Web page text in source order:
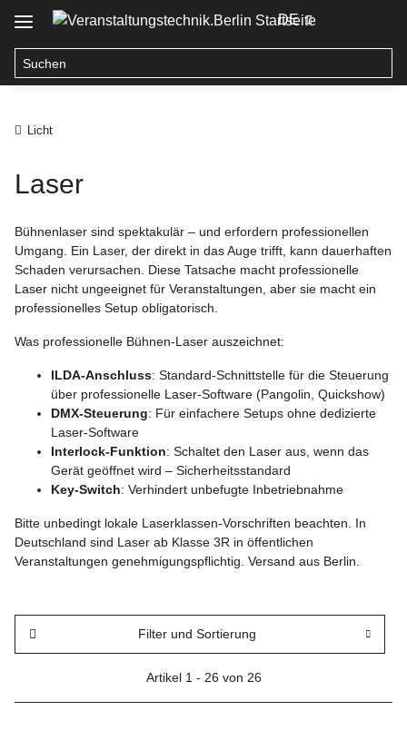
DE
Licht
Laser
Bühnenlaser sind spektakulär – und erfordern professionellen
Umgang. Ein Laser, der direkt in das Auge trifft, kann dauerhaften
Schaden verursachen. Diese Tatsache macht professionelle
Laser nicht ungeeignet für Veranstaltungen, aber sie macht ein
professionelles Setup obligatorisch.
Was professionelle Bühnen-Laser auszeichnet:
ILDA-Anschluss: Standard-Schnittstelle für die Steuerung
über professionelle Laser-Software (Pangolin, Quickshow)
DMX-Steuerung: Für einfachere Setups ohne dedizierte
Laser-Software
Interlock-Funktion: Schaltet den Laser aus, wenn das
Gerät geöffnet wird – Sicherheitsstandard
Key-Switch: Verhindert unbefugte Inbetriebnahme
Bitte unbedingt lokale Laserklassen-Vorschriften beachten. In
Deutschland sind Laser ab Klasse 3R in öffentlichen
Veranstaltungen genehmigungspflichtig. Versand aus Berlin.
Filter und Sortierung
Artikel 1 - 26 von 26